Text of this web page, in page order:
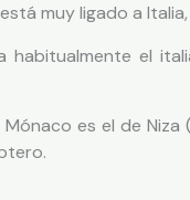
muy ligado a
habitualmente el
es el de